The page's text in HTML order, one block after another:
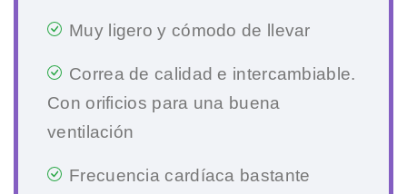
Muy ligero y cómodo de llevar
Correa de calidad e intercambiable.
Con orificios para una buena
ventilación
Frecuencia cardíaca bastante